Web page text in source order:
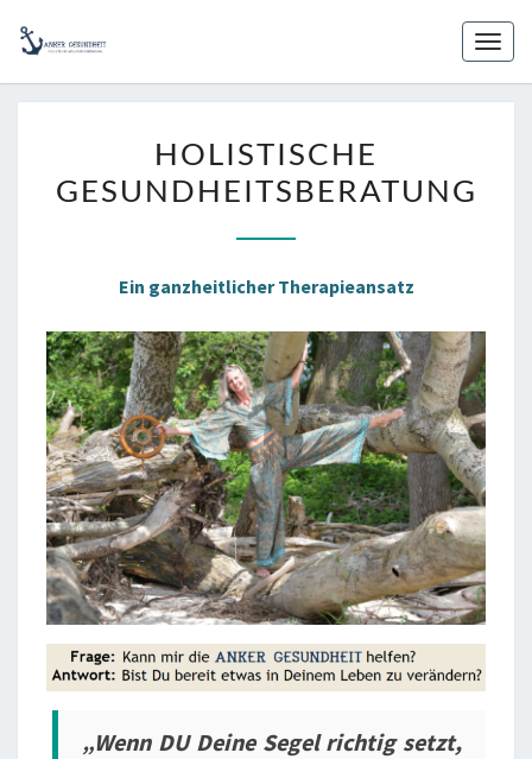
content
GESUNDHEITSBERATUNG
HOLISTISCHE
GESUNDHEITSBERATUNG
Ein ganzheitlicher Therapieansatz
„Wenn DU Deine Segel richtig setzt,